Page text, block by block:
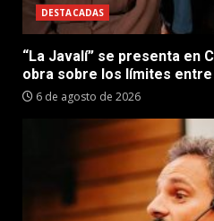
DESTACADAS
“La Javalí” se presenta en
obra sobre los límites
6 de agosto de 2026